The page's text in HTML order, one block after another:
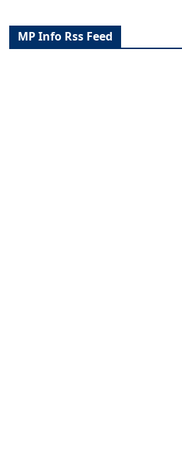
MP Info Rss Feed